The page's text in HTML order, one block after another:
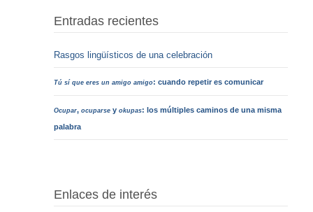
Entradas recientes
Rasgos lingüísticos de una celebración
Tú sí que eres un amigo amigo: cuando repetir es comunicar
Ocupar,ocuparse yokupas: los múltiples caminos de una misma
palabra
Enlaces de interés